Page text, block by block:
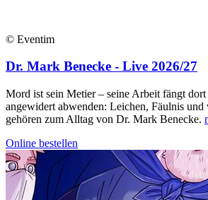
© Eventim
Dr. Mark Benecke - Live 2026/27
Mord ist sein Metier – seine Arbeit fängt dort
angewidert abwenden: Leichen, Fäulnis und
gehören zum Alltag von Dr. Mark Benecke.
Online bestellen